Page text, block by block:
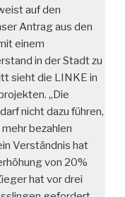
auf den
Antrag aus den
einem
in der Stadt zu
sieht die LINKE in
„Die
nicht dazu führen,
bezahlen
Verständnis hat
von 20%
hat vor drei